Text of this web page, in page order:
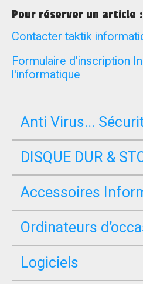
Pour réserver un article :
Contacter taktik
Formulaire d'inscription
l'informatique
Anti Virus...
DISQUE DUR &
Accessoires
Ordinateurs
Logiciels